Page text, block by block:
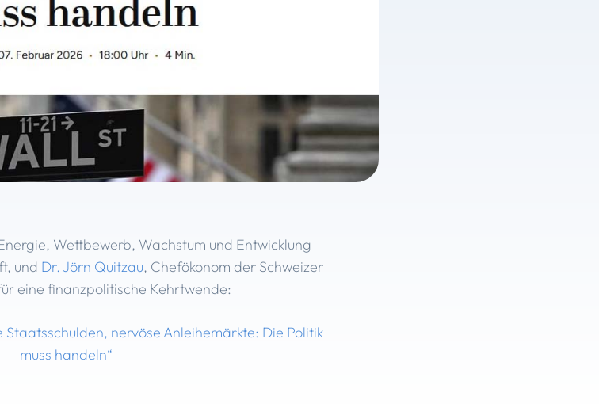
Wettbewerb, Wachstum und Entwicklung
und Dr. Jörn Quitzau, Chefökonom der Schweizer
eine finanzpolitische Kehrtwende:
Staatsschulden, nervöse Anleihemärkte: Die Politik
muss handeln“